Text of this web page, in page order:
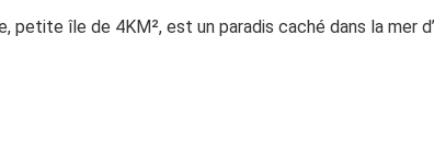
petite île de 4KM², est un paradis caché dans la mer